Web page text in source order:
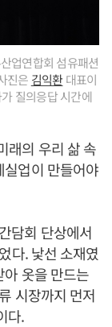
업연합회 섬유패션
진은 김익환대표이
질의응답 시간에
래의 우리 삶 속
업이 만들어야
담회 단상에서
다. 낯선 소재였
옷을 만드는
시장까지 먼저
다.